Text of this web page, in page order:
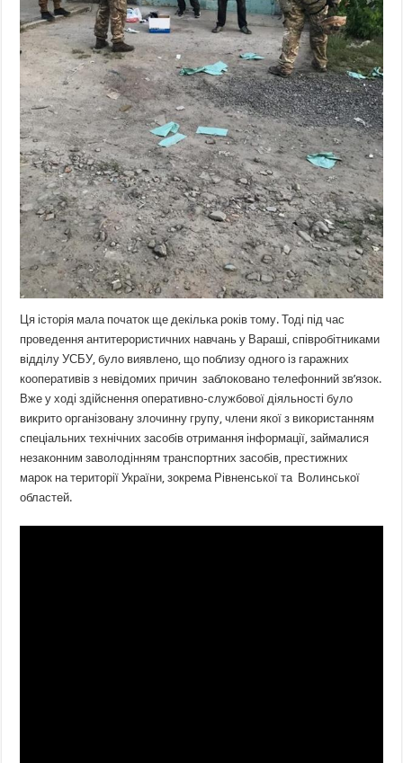
Ця історія мала початок ще декілька років тому. Тоді під час
проведення антитерористичних навчань у Вараші, співробітниками
відділу УСБУ, було виявлено, що поблизу одного із гаражних
кооперативів з невідомих причин заблоковано телефонний зв’язок.
Вже у ході здійснення оперативно-службової діяльності було
викрито організовану злочинну групу, члени якої з використанням
спеціальних технічних засобів отримання інформації, займалися
незаконним заволодінням транспортних засобів, престижних
марок на території України, зокрема Рівненської та Волинської
областей.